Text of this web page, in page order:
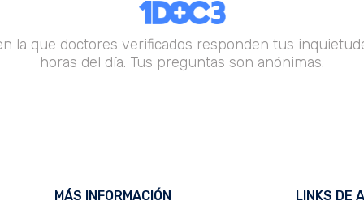
la que doctores verificados responden tus
horas del día. Tus preguntas son anónimas.
MÁS INFORMACIÓN LINKS DE